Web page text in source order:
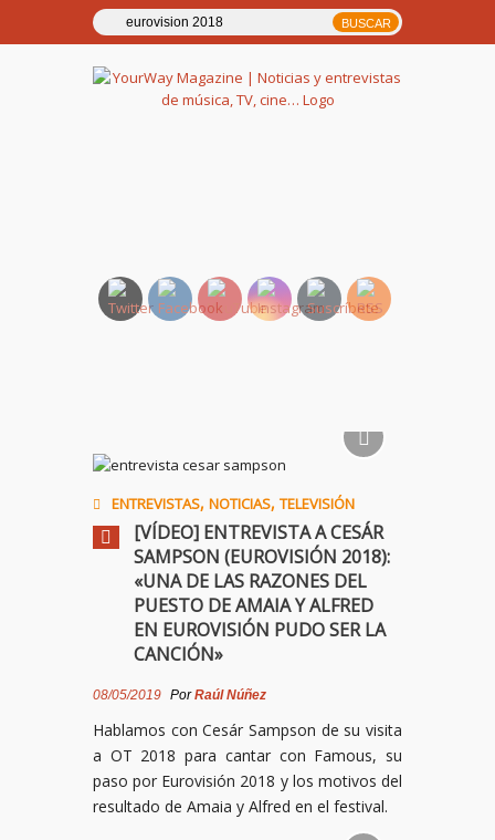
ENTREVISTAS, NOTICIAS, TELEVISIÓN
[VÍDEO] ENTREVISTA A CESÁR
SAMPSON (EUROVISIÓN 2018):
«UNA DE LAS RAZONES DEL
PUESTO DE AMAIA Y ALFRED
EN EUROVISIÓN PUDO SER LA
CANCIÓN»
08/05/2019 PorRaúl Núñez
Hablamos con Cesár Sampson de su visita
a OT 2018 para cantar con Famous, su
paso por Eurovisión 2018 y los motivos del
resultado de Amaia y Alfred en el festival.